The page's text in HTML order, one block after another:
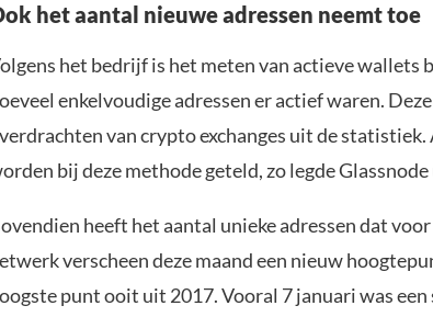
het aantal nieuwe adressen neemt toe
het bedrijf is het meten van actieve wallets
enkelvoudige adressen er actief waren.
van crypto exchanges uit de
bij deze methode geteld, zo legde
heeft het aantal unieke adressen dat
verscheen deze maand een nieuw
punt ooit uit 2017. Vooral 7 januari was een